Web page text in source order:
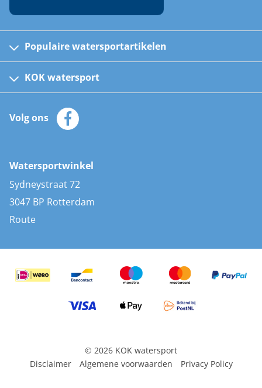
Populaire watersportartikelen
Kinder reddingsvesten
Automatische reddingsvesten
Zeilkleding
Zonnepanelen
AIS transponders
Stootwillen en fenders
Bootkussens
Zwemtrappen
KOK watersport
Klantenservice
Merken
Volg ons
Watersportwinkel
Sydneystraat 72
3047 BP Rotterdam
Route
© 2026 KOK watersport
Disclaimer
Algemene voorwaarden Privacy Policy